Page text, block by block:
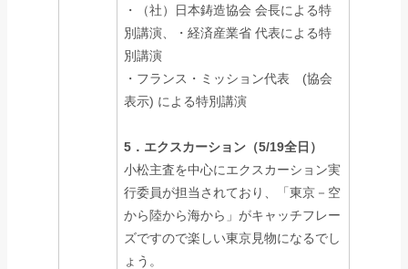
・（社）日本鋳造協会 会長による特
別講演、・経済産業省 代表による特
別講演
・フランス・ミッション代表 (協会
表示) による特別講演
5．エクスカーション（5/19全日）
小松主査を中心にエクスカーション実
行委員が担当されており、「東京－空
から陸から海から」がキャッチフレー
ズですので楽しい東京見物になるでし
ょう。